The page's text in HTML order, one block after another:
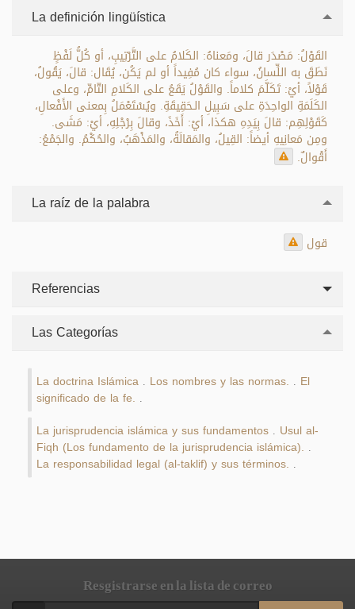
La definición lingüística
القَوْلُ: مَصْدَر قالَ، ومَعناهُ: الكَلامُ على التَّرْتِيبِ، أو كُلُّ لَفْظٍ
نَطَقَ به اللِّسانُ، سواء كان مُفِيداً أو لم يَكُن، يُقَال: قالَ، يَقُولُ،
قَوْلاً، أيْ: تَكَلَّمَ كلاماً. والقَوْلُ يَقَعُ على الكَلامِ التّامِّ، وعلى
الكَلَمَةِ الواحِدَةِ على سَبِيلِ الـحَقِيقَةِ. ويُسْتَعْمَلُ بِمعنى الأَفْعالِ،
كَقَوْلِهِم: قالَ بِيَدِهِ هكذا، أيْ: أَخَذَ، وقالَ بِرْجْلِهِ، أيْ: مَشَى.
ومِن مَعانِيهِ أيضاً: القِيلُ، والمَقالَةُ، والمَذْهَبُ، والحُكْمُ. والجَمْعُ:
أَقْوالٌ.
La raíz de la palabra
قول
Referencias
Las Categorías
La doctrina Islámica Los nombres y las normas. El
significado de la fe.
La jurisprudencia islámica y sus fundamentos Usul al-
Fiqh (Los fundamento de la jurisprudencia islámica).
La responsabilidad legal (al-taklif) y sus términos.
Resgistrarse en la lista de correo